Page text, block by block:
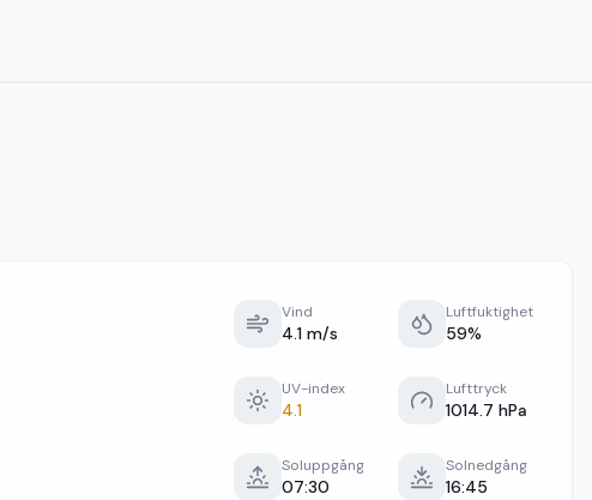
Vind
4.1 m/s
Luftfuktighet
59%
UV-index
4.1
Lufttryck
1014.7 hPa
Soluppgång
07:30
Solnedgång
16:45